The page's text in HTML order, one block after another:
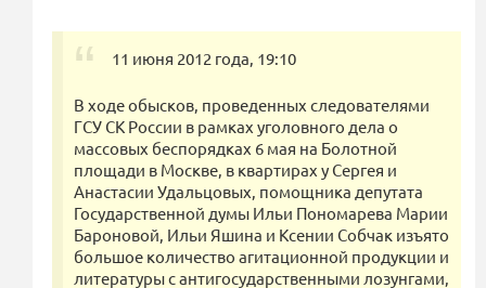
11 июня 2012 года, 19:10
В ходе обысков, проведенных следователями
ГСУ СК России в рамках уголовного дела о
массовых беспорядках 6 мая на Болотной
площади в Москве, в квартирах у Сергея и
Анастасии Удальцовых, помощника депутата
Государственной думы Ильи Пономарева Марии
Бароновой, Ильи Яшина и Ксении Собчак изъято
большое количество агитационной продукции и
литературы с антигосударственными лозунгами,